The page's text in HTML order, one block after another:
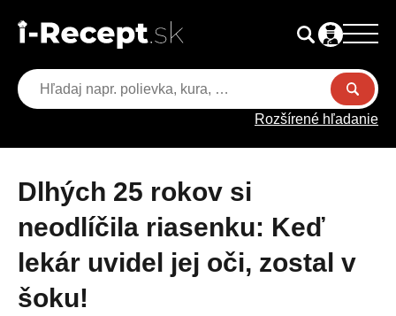
Rozšírené hľadanie
Dlhých 25 rokov si
neodlíčila riasenku: Keď
lekár uvidel jej oči, zostal v
šoku!